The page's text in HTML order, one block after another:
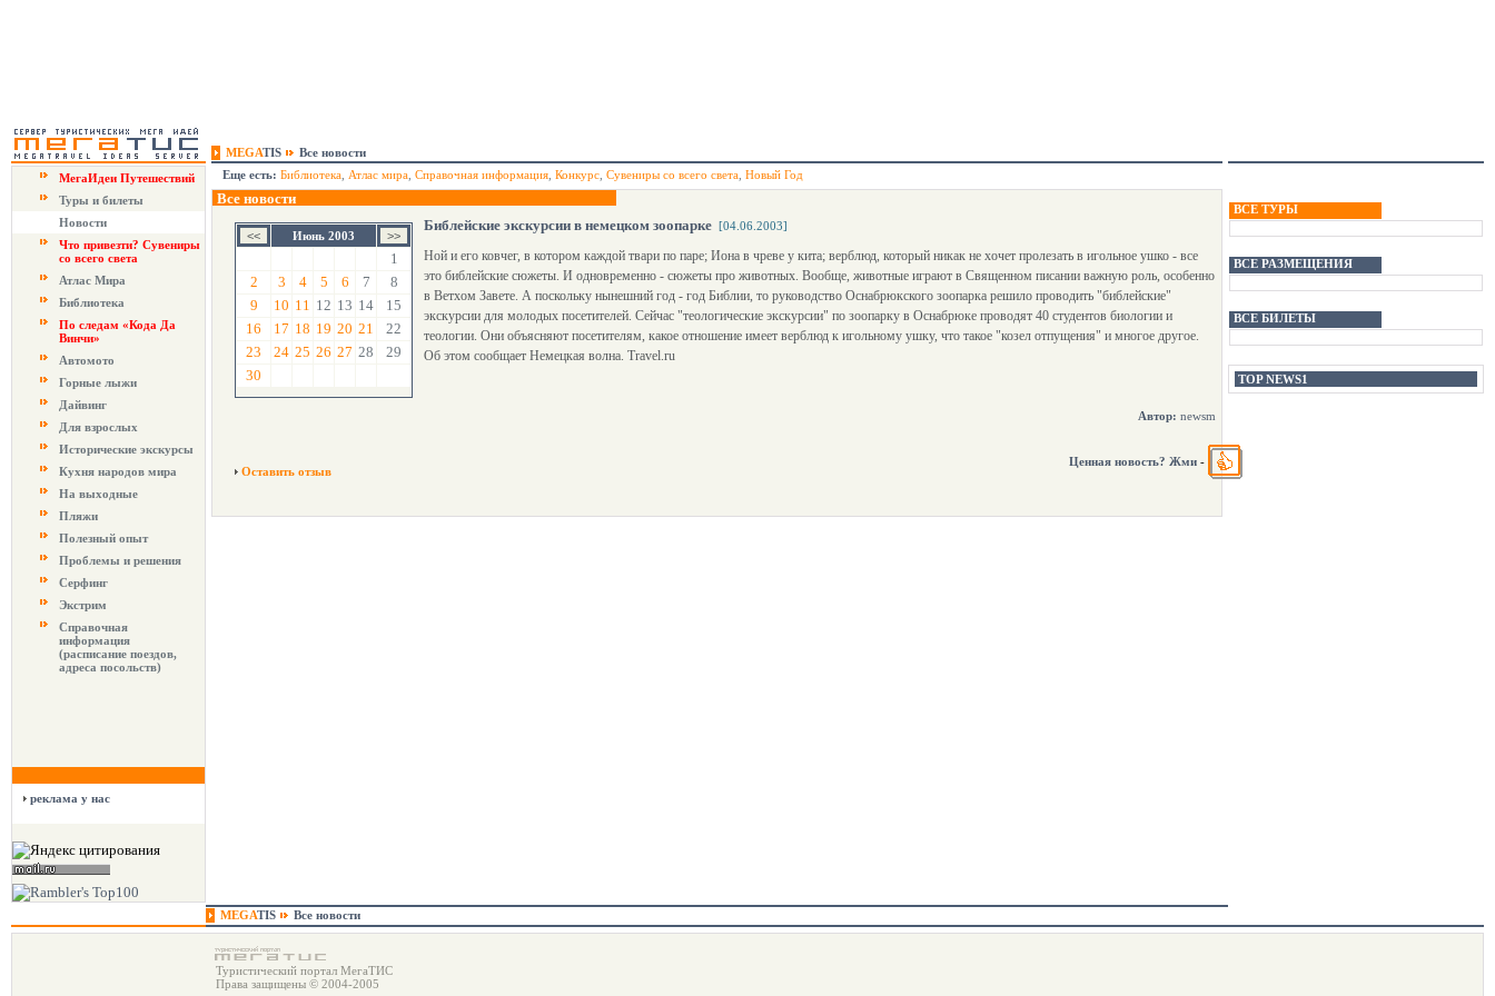
MEGATIS
Все новости
МегаИдеи Путешествий
Туры и билеты
Новости
Что привезти? Сувениры
со всего света
Атлас Мира
Библиотека
По следам «Кода Да
Винчи»
Автомото
Горные лыжи
Дайвинг
Для взрослых
Исторические экскурсы
Кухня народов мира
На выходные
Пляжи
Полезный опыт
Проблемы и решения
Серфинг
Экстрим
Справочная
информация
(расписание поездов,
адреса посольств)
реклама у нас
Еще есть: Библиотека Атлас мира Справочная информация Конкурс Сувениры со всего света Новый Год
Все новости
Июнь 2003
1
2
3 4 5 6 7
8
9
10 11 12 13 14
15
16
17 18 19 20 21
22
23
24 25 26 27 28
29
30
Библейские экскурсии в немецком зоопарке [04.06.2003]
Ной и его ковчег, в котором каждой твари по паре; Иона в чреве у кита; верблюд, который никак не хочет пролезать в игольное ушко - все
это библейские сюжеты. И одновременно - сюжеты про животных. Вообще, животные играют в Священном писании важную роль, особенно
в Ветхом Завете. А поскольку нынешний год - год Библии, то руководство Оснабрюкского зоопарка решило проводить "библейские"
экскурсии для молодых посетителей. Сейчас "теологические экскурсии" по зоопарку в Оснабрюке проводят 40 студентов биологии и
теологии. Они объясняют посетителям, какое отношение имеет верблюд к игольному ушку, что такое "козел отпущения" и многое другое.
Об этом сообщает Немецкая волна. Travel.ru
Автор: newsm
Оставить отзыв
Ценная новость? Жми -
ВСЕ ТУРЫ
ВСЕ РАЗМЕЩЕНИЯ
ВСЕ БИЛЕТЫ
TOP NEWS1
MEGATIS Все новости
Туристический портал МегаТИС
Права защищены © 2004-2005